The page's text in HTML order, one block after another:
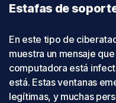
Estafas de
En este tipo de
muestra un mensaje
computadora está
está. Estas ventanas
legítimas, y muchas